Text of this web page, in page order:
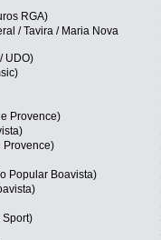
RGA)
/ Tavira / Maria Nova
UDO)
Provence)
Provence)
Popular Boavista)
Sport)